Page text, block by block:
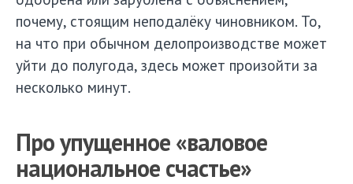
почему, стоящим неподалёку чиновником. То,
на что при обычном делопроизводстве может
уйти до полугода, здесь может произойти за
несколько минут.
Про упущенное «валовое
национальное счастье»